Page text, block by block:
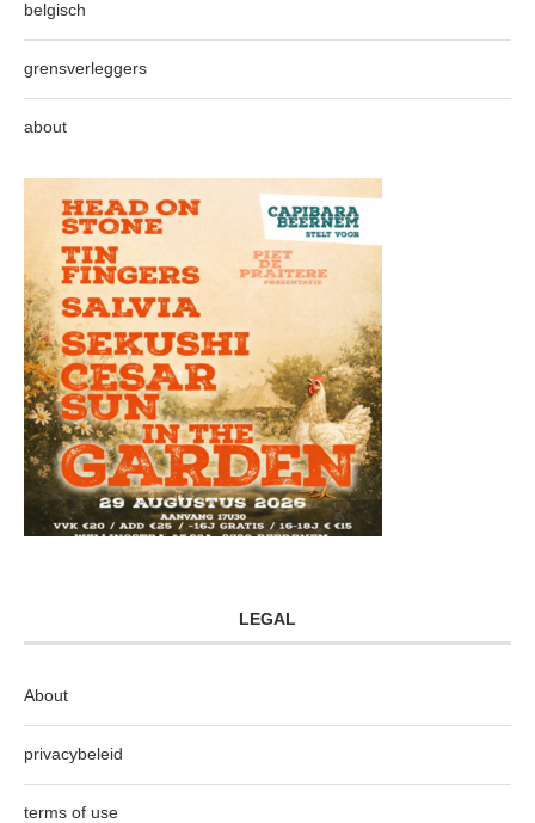
belgisch
grensverleggers
about
LEGAL
About
privacybeleid
terms of use